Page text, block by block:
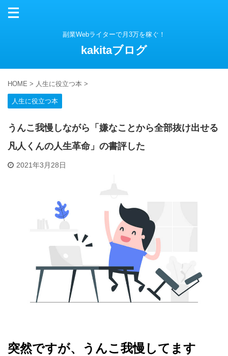
副業Webライターで月3万を稼ぐ！
kakitaブログ
HOME > 人生に役立つ本 >
人生に役立つ本
うんこ我慢しながら「嫌なことから全部抜け出せる
凡人くんの人生革命」の書評した
2021年3月28日
突然ですが、うんこ我慢してます